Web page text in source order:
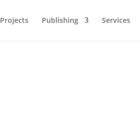
Projects Publishing Services